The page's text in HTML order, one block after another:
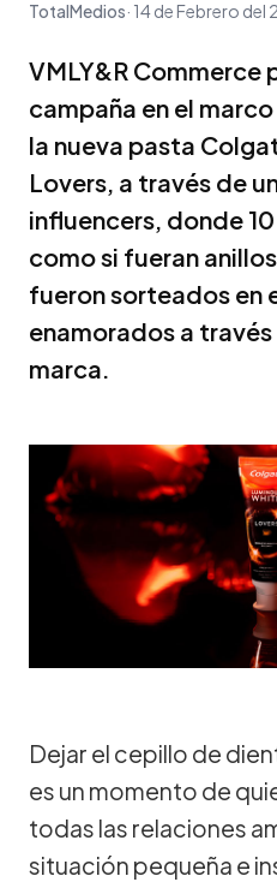
TotalMedios 14 de Febrero del
VMLY&R Commerce
campaña en el
la nueva pasta
Lovers, a través de
influencers, donde
como si fueran
fueron sorteados en
enamorados a
marca.
Dejar el cepillo de
es un momento de
todas las relaciones
situación pequeña e